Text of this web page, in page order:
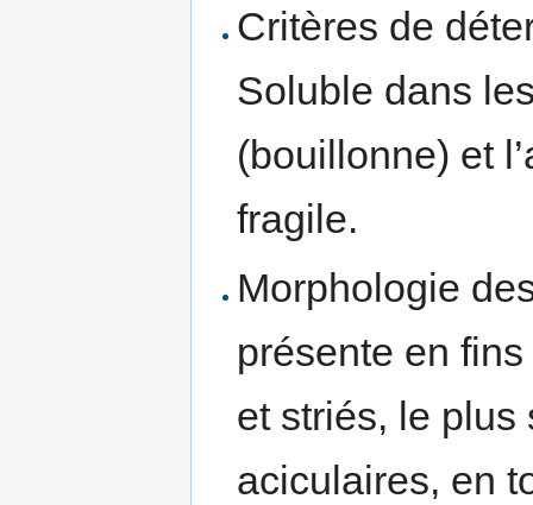
Critères de
Soluble dans
(bouillonne) et
fragile.
Morphologie
présente en
et striés, le plus
aciculaires, en